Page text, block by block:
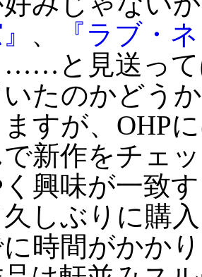
、
『ラブ・
……と見送って
たのかどう
ますが、OHP
で新作をチェ
興味が一致
しぶりに購
時間がかか